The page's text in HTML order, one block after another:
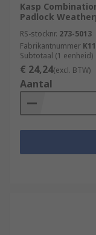
Kasp
Padlock
RS-stocknr. 273-5013
Fabrikantnummer
Subtotaal (1 eenheid)
€ 24,24(excl. BTW)
Aantal